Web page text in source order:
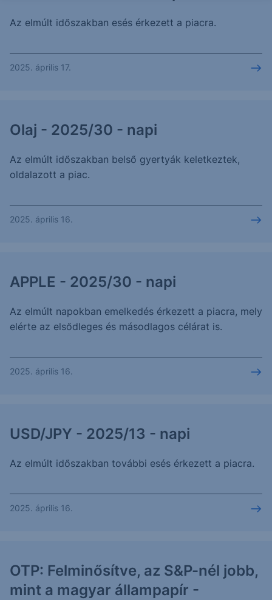
Az elmúlt időszakban esés érkezett a piacra.
2025. április 17.
Olaj - 2025/30 - napi
Az elmúlt időszakban belső gyertyák keletkeztek,
oldalazott a piac.
2025. április 16.
APPLE - 2025/30 - napi
Az elmúlt napokban emelkedés érkezett a piacra, mely
elérte az elsődleges és másodlagos célárat is.
2025. április 16.
USD/JPY - 2025/13 - napi
Az elmúlt időszakban további esés érkezett a piacra.
2025. április 16.
OTP: Felminősítve, az S&P-nél jobb,
mint a magyar állampapír -